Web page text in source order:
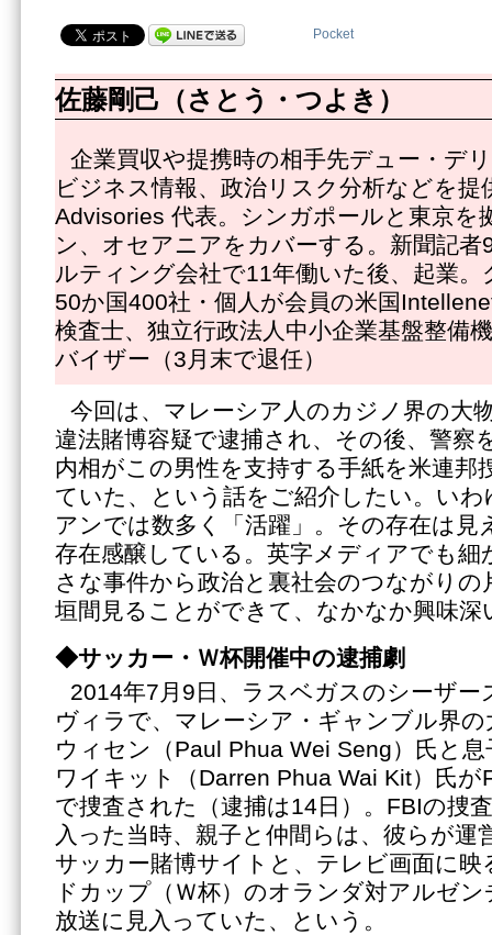
Pocket
佐藤剛己（さとう・つよき）
企業買収や提携時の相手先デュー・デ
ビジネス情報、政治リスク分析などを
Advisories 代表。シンガポールと東京を
ン、オセアニアをカバーする。新聞記者
ルティング会社で11年働いた後、起業
50か国400社・個人が会員の米国
検査士、独立行政法人中小企業基盤整備
バイザー（3月末で退任）
今回は、マレーシア人のカジノ界の大
違法賭博容疑で逮捕され、その後、警察
内相がこの男性を支持する手紙を米連邦
ていた、という話をご紹介したい。い
アンでは数多く「活躍」。その存在は見
存在感醸している。英字メディアでも細
さな事件から政治と裏社会のつながりの
垣間見ることができて、なかなか興味深
◆サッカー・Ｗ杯開催中の逮捕劇
2014年7月9日、ラスベガスのシーザ
ヴィラで、マレーシア・ギャンブル界
ウィセン（Paul Phua Wei Seng）氏と
ワイキット（Darren Phua Wai Kit）氏が
で捜査された（逮捕は14日）。FBIの捜
入った当時、親子と仲間らは、彼らが運
サッカー賭博サイトと、テレビ画面に
ドカップ（Ｗ杯）のオランダ対アルゼ
放送に見入っていた、という。